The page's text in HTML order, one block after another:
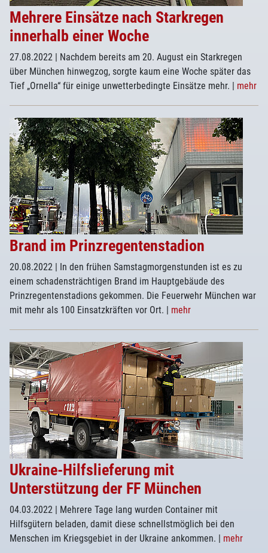
Mehrere Einsätze nach Starkregen
innerhalb einer Woche
27.08.2022 | Nachdem bereits am 20. August ein Starkregen
über München hinwegzog, sorgte kaum eine Woche später das
Tief „Ornella“ für einige unwetterbedingte Einsätze mehr. | mehr
Brand im Prinzregentenstadion
20.08.2022 | In den frühen Samstagmorgenstunden ist es zu
einem schadensträchtigen Brand im Hauptgebäude des
Prinzregentenstadions gekommen. Die Feuerwehr München war
mit mehr als 100 Einsatzkräften vor Ort. | mehr
Ukraine-Hilfslieferung mit
Unterstützung der FF München
04.03.2022 | Mehrere Tage lang wurden Container mit
Hilfsgütern beladen, damit diese schnellstmöglich bei den
Menschen im Kriegsgebiet in der Ukraine ankommen. | mehr